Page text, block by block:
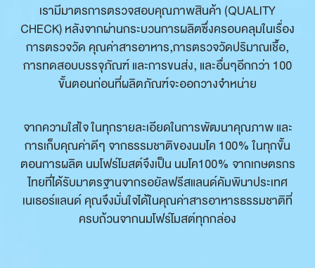
เรามีมาตรการตรวจสอบคุณภาพสินค้า (QUALITY
CHECK) หลังจากผ่านกระบวนการผลิตซึ่งครอบคลุมในเรื่อง
การตรวจวัด คุณค่าสารอาหาร,การตรวจวัดปริมาณเชื้อ,
การทดสอบบรรจุภัณฑ์ และการขนส่ง, และอื่นๆอีกกว่า 100
ขั้นตอนก่อนที่ผลิตภัณฑ์จะออกวางจำหน่าย
จากความใส่ใจ ในทุกรายละเอียดในการพัฒนาคุณภาพ และ
การเก็บคุณค่าดีๆ จากธรรมชาติของนมโค 100% ในทุกขั้น
ตอนการผลิต นมโฟร์โมสต์จึงเป็น นมโค100% จากเกษตรกร
ไทยที่ได้รับมาตรฐานจากรอยัลฟรีสแลนด์คัมพินาประเทศ
เนเธอร์แลนด์ คุณจึงมั่นใจได้ในคุณค่าสารอาหารธรรมชาติที่
ครบถ้วนจากนมโฟร์โมสต์ทุกกล่อง​